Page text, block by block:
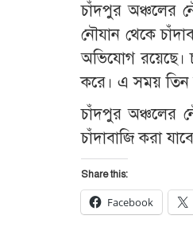
চাঁদপুর অঞ্চলের
নৌযান থেকে
অভিযোগ রয়েছে।
করে। এ সময় তিন
চাঁদপুর অঞ্চলের
চাঁদাবাজি করা
Share this:
Facebook